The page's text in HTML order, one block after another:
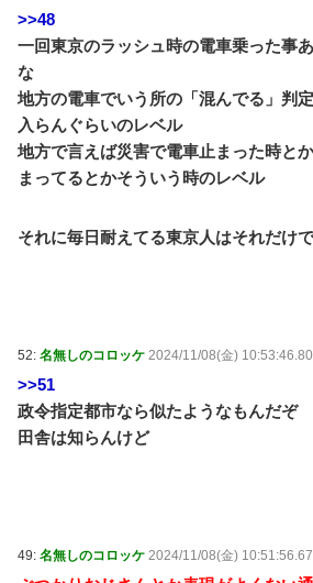
>>48
一回東京のラッシュ時の電車乗った事
な
地方の電車でいう所の「混んでる」判
入らんぐらいのレベル
地方で言えば災害で電車止まった時と
まってるとかそういう時のレベル
それに毎日耐えてる東京人はそれだけ
52: 名無しのコロッケ 2024/11/08(金)
>>51
政令指定都市なら似たようなもんだぞ
田舎は知らんけど
49: 名無しのコロッケ 2024/11/08(金)